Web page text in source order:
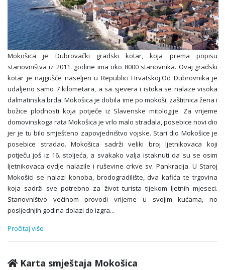
Mokošica je Dubrovački gradski kotar, koja prema popisu
stanovništva iz 2011. godine ima oko 8000 stanovnika. Ovaj gradski
kotar je najgušće naseljen u Republici Hrvatskoj.Od Dubrovnika je
udaljeno samo 7 kilometara, a sa sjevera i istoka se nalaze visoka
dalmatinska brda. Mokošica je dobila ime po mokoši, zaštitnica žena i
božice plodnosti koja potječe iz Slavenske mitologije. Za vrijeme
domovinskoga rata Mokošica je vrlo malo stradala, posebice novi dio
jer je tu bilo smješteno zapovjedništvo vojske. Stari dio Mokošice je
posebice stradao. Mokošica sadrži veliki broj ljetnikovaca koji
potječu još iz 16. stoljeća, a svakako valja istaknuti da su se osim
ljetnikovaca ovdje nalazile i ruševine crkve sv. Pankracija. U Staroj
Mokošici se nalazi konoba, brodogradilište, dva kafića te trgovina
koja sadrži sve potrebno za život turista tijekom ljetnih mjeseci.
Stanovništvo većinom provodi vrijeme u svojim kućama, no
posljednjih godina dolazi do izgra...
Pročitaj više
Karta smještaja Mokošica